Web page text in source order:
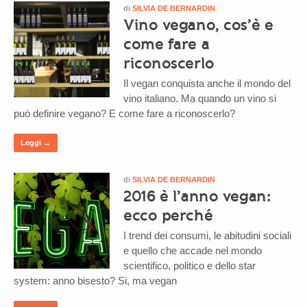
di SILVIA DE BERNARDIN
Vino vegano, cos’è e
come fare a
riconoscerlo
Il vegan conquista anche il mondo del
vino italiano. Ma quando un vino si
può definire vegano? E come fare a riconoscerlo?
Leggi →
di SILVIA DE BERNARDIN
2016 è l’anno vegan:
ecco perché
I trend dei consumi, le abitudini sociali
e quello che accade nel mondo
scientifico, politico e dello star
system: anno bisesto? Si, ma vegan